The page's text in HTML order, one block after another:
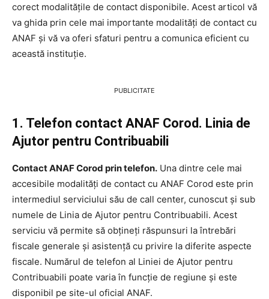
corect modalitățile de contact disponibile. Acest articol vă
va ghida prin cele mai importante modalități de contact cu
ANAF și vă va oferi sfaturi pentru a comunica eficient cu
această instituție.
PUBLICITATE
1. Telefon contact ANAF Corod. Linia de
Ajutor pentru Contribuabili
Contact ANAF Corod prin telefon. Una dintre cele mai
accesibile modalități de contact cu ANAF Corod este prin
intermediul serviciului său de call center, cunoscut și sub
numele de Linia de Ajutor pentru Contribuabili. Acest
serviciu vă permite să obțineți răspunsuri la întrebări
fiscale generale și asistență cu privire la diferite aspecte
fiscale. Numărul de telefon al Liniei de Ajutor pentru
Contribuabili poate varia în funcție de regiune și este
disponibil pe site-ul oficial ANAF.